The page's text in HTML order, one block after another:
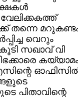
വേലിക്കകത്ത്‌
തന്നെ
വെറും
സഖാവ്‌ വി
പിതാവിന്റെ